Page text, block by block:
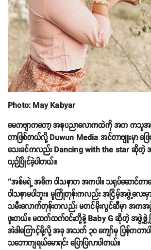
Photo: May Kabyar
မေကဗျာကတော့ အနုပညာလောကထဲကို အက ကသူအဖ
တာဖြစ်တယ်လို့ Duwun Media အင်တာဗျူးမှာ ဖြ
သေးခင်ကလည်း Dancing with the star ဆိုတဲ့ အ
ယှဉ်ပြိုင်ခဲ့ပါတယ်။
‘’အစ်မရဲ့ အဓိက ဝါသနာက အကပါ။ သရုပ်ဆောင်တ
ဝါသနာမပါဘူး။ မူကြိုတုန်းကလည်း အငြိမ့်အဖွဲ့လေး
သမီးလောက်တုန်းကလည်း မတင်မိုးလွင်ဆီမှာ အကအဖွဲ့
ဖူးတယ်။ မထက်ထက်ဝင်းတို့နဲ့ Baby G ဆိုတဲ့ အဖွဲ့ဖွဲ့ပ
အဲဒါကြောင့်မို့လို့ အခု အသက် ၃၀ ကျော်မှ ပြန်ကတာပါ
သဘောကျရယ်မောရင်း ပြောပြလာပါတယ်။